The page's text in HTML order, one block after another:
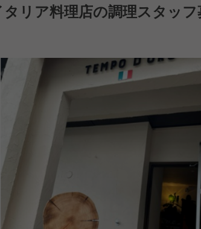
リア料理店の調理スタッ